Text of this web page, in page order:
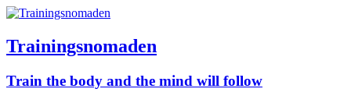
Trainingsnomaden
Train the body and the mind will follow